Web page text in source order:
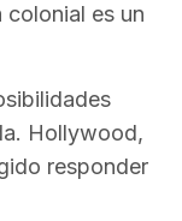
es un
Hollywood,
responder